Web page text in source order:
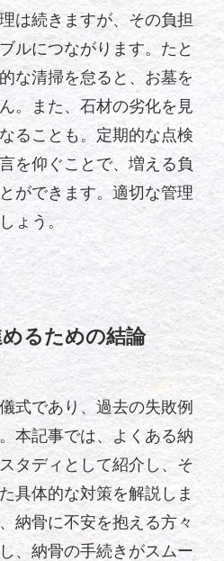
は続きますが、その負担
ルにつながります。たと
な清掃を怠ると、お墓を
。また、石材の劣化を見
ることも。定期的な点検
を仰ぐことで、増える負
ができます。適切な管理
ょう。
るための結論
式であり、過去の失敗例
本記事では、よくある納
タディとして紹介し、そ
具体的な対策を解説しま
納骨に不安を抱える方々
、納骨の手続きがスムー